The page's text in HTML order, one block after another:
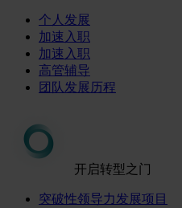
个人发展
加速入职
加速入职
高管辅导
团队发展历程
开启转型之门
突破性领导力发展项目